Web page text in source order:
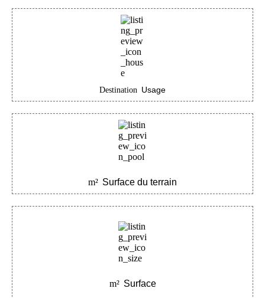
Destination Usage
m² Surface du terrain
m² Surface